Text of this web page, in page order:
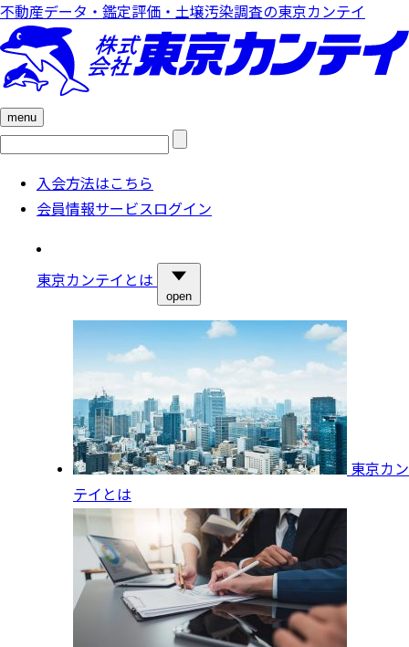
不動産データ・鑑定評価・土壌汚染調査の東京カンテイ
menu
検
入会方法はこちら
会員情報サービスログイン
東京カンテイとは
open
東京カン
テイとは